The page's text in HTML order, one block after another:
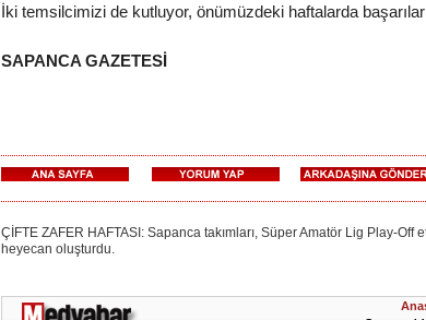
İki temsilcimizi de kutluyor, önümüzdeki haftalarda
SAPANCA GAZETESİ
ÇİFTE ZAFER HAFTASI: Sapanca takımları, Süper Amatör Lig Play-
heyecan oluşturdu.